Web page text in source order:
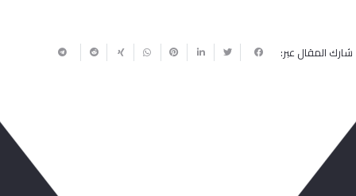
شارك المقال عبر: